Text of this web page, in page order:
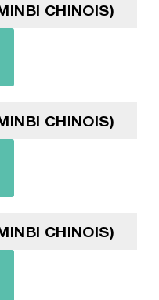
CHINOIS)
CHINOIS)
CHINOIS)